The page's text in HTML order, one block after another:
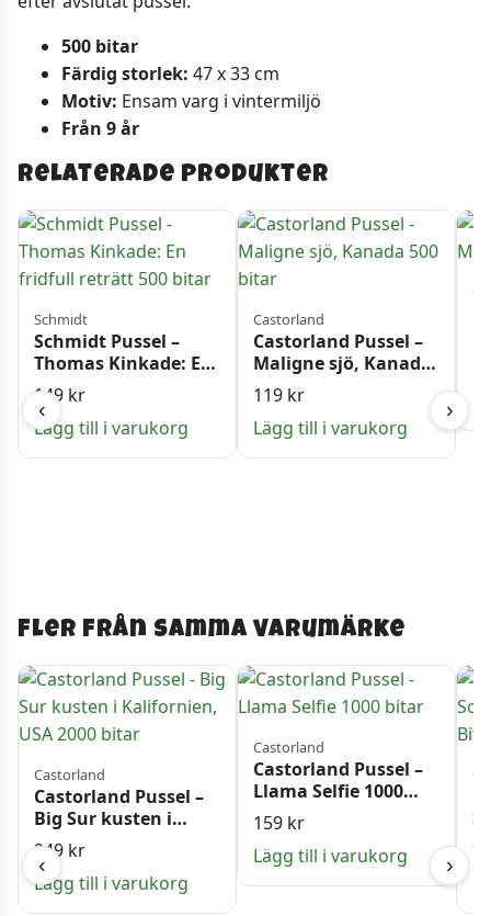
500 bitar
Färdig storlek: 47 x 33 cm
Motiv: Ensam varg i vintermiljö
Från 9 år
Relaterade produkter
‹
Schmidt
Schmidt Pussel –
Thomas Kinkade: En
fridfull reträtt 500
bitar
149 kr
Lägg till i varukorg
Castorland
Castorland Pussel –
Maligne sjö, Kanada
500 bitar
119 kr
Lägg till i varukorg
›
Fler från samma varumärke
‹
Castorland
Castorland Pussel –
Big Sur kusten i
Kalifornien, USA
2000 bitar
249 kr
Lägg till i varukorg
Castorland
Castorland Pussel –
Llama Selfie 1000
bitar
159 kr
Lägg till i varukorg
›